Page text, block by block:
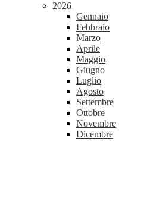
2026
Gennaio
Febbraio
Marzo
Aprile
Maggio
Giugno
Luglio
Agosto
Settembre
Ottobre
Novembre
Dicembre